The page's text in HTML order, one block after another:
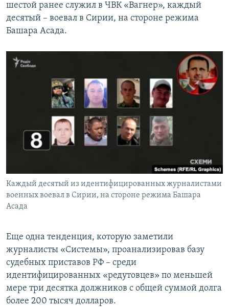
шестой ранее служил в ЧВК «Вагнер», каждый
десятый – воевал в Сирии, на стороне режима
Башара Асада.
Каждый десятый из идентифицированных журналистами
военных воевал в Сирии, на стороне режима Башара
Асада
Еще одна тенденция, которую заметили
журналисты «Системы», проанализировав базу
судебных приставов РФ – среди
идентифицированных «редутовцев» по меньшей
мере три десятка должников с общей суммой долга
более 200 тысяч долларов.